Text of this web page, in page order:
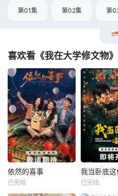
第01集 第02集 第
喜欢看《我在大学修文物
依然的喜事
依然的喜事
已完结
我当卧底这
已完结